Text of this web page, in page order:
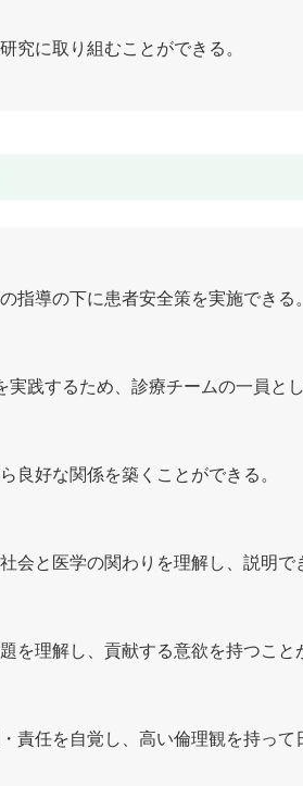
究に取り組むことができる。
指導の下に患者安全策を実施できる。
践するため、診療チームの一員と
良好な関係を築くことができる。
会と医学の関わりを理解し、説明で
を理解し、貢献する意欲を持つこと
責任を自覚し、高い倫理観を持っ